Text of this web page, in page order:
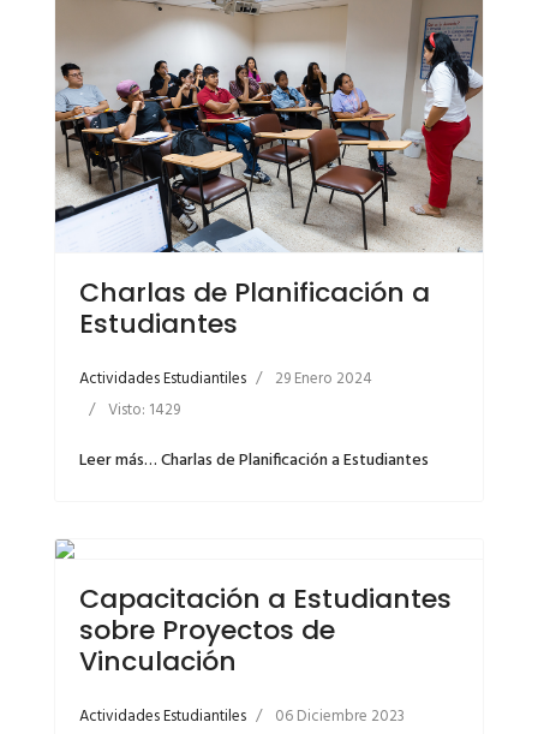
Charlas de Planificación a
Estudiantes
Actividades Estudiantiles
29 Enero 2024
Visto: 1429
Leer más… Charlas de Planificación a Estudiantes
Capacitación a Estudiantes
sobre Proyectos de
Vinculación
Actividades Estudiantiles 06 Diciembre 2023